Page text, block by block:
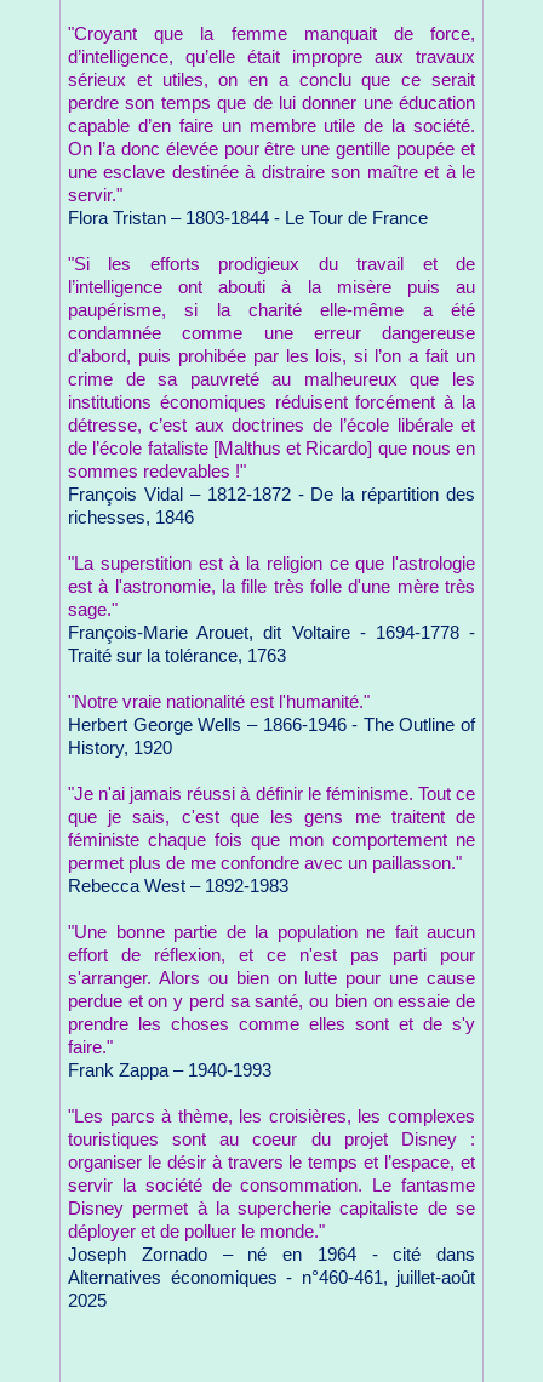
"Croyant que la femme manquait de force,
d’intelligence, qu’elle était impropre aux travaux
sérieux et utiles, on en a conclu que ce serait
perdre son temps que de lui donner une éducation
capable d’en faire un membre utile de la société.
On l’a donc élevée pour être une gentille poupée et
une esclave destinée à distraire son maître et à le
servir."
Flora Tristan – 1803-1844 - Le Tour de France
"Si les efforts prodigieux du travail et de
l’intelligence ont abouti à la misère puis au
paupérisme, si la charité elle-même a été
condamnée comme une erreur dangereuse
d’abord, puis prohibée par les lois, si l’on a fait un
crime de sa pauvreté au malheureux que les
institutions économiques réduisent forcément à la
détresse, c’est aux doctrines de l’école libérale et
de l’école fataliste [Malthus et Ricardo] que nous en
sommes redevables !"
François Vidal – 1812-1872 - De la répartition des
richesses, 1846
"La superstition est à la religion ce que l'astrologie
est à l'astronomie, la fille très folle d'une mère très
sage."
François-Marie Arouet, dit Voltaire - 1694-1778 -
Traité sur la tolérance, 1763
"Notre vraie nationalité est l'humanité."
Herbert George Wells – 1866-1946 - The Outline of
History, 1920
"Je n'ai jamais réussi à définir le féminisme. Tout ce
que je sais, c'est que les gens me traitent de
féministe chaque fois que mon comportement ne
permet plus de me confondre avec un paillasson."
Rebecca West – 1892-1983
"Une bonne partie de la population ne fait aucun
effort de réflexion, et ce n'est pas parti pour
s'arranger. Alors ou bien on lutte pour une cause
perdue et on y perd sa santé, ou bien on essaie de
prendre les choses comme elles sont et de s'y
faire."
Frank Zappa – 1940-1993
"Les parcs à thème, les croisières, les complexes
touristiques sont au coeur du projet Disney :
organiser le désir à travers le temps et l’espace, et
servir la société de consommation. Le fantasme
Disney permet à la supercherie capitaliste de se
déployer et de polluer le monde."
Joseph Zornado – né en 1964 - cité dans
Alternatives économiques - n°460-461, juillet-août
2025